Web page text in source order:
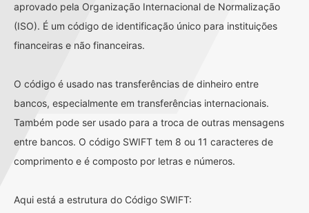
aprovado pela Organização Internacional de Normalização
(ISO). É um código de identificação único para instituições
financeiras e não financeiras.
O código é usado nas transferências de dinheiro entre
bancos, especialmente em transferências internacionais.
Também pode ser usado para a troca de outras mensagens
entre bancos. O código SWIFT tem 8 ou 11 caracteres de
comprimento e é composto por letras e números.
Aqui está a estrutura do Código SWIFT: